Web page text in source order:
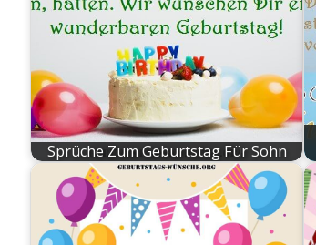
Sprüche Zum Geburtstag Für Sohn